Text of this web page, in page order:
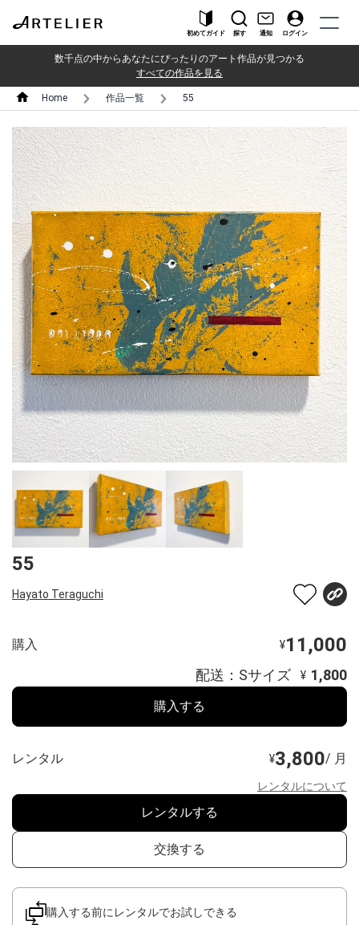
初めてガイド 探す 通知 ログイン
数千点の中からあなたにぴったりのアート作品が見つかる
すべての作品を見る
Home 作品一覧 55
55
Hayato Teraguchi
購入 ¥11,000
配送：Sサイズ ¥ 1,800
購入する
レンタル ¥3,800/ 月
レンタルについて
レンタルする
交換する
購入する前にレンタルでお試しできる